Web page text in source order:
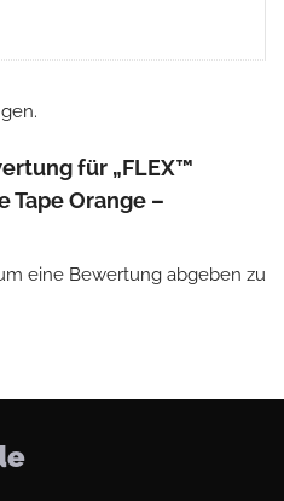
für „FLEX™
Tape Orange –
eine Bewertung abgeben zu